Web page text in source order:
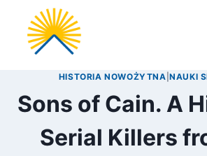
Przejdź
treści
HISTORIA NOWOŻYTNA |NAUKI
Sons of Cain. A
Serial Killers